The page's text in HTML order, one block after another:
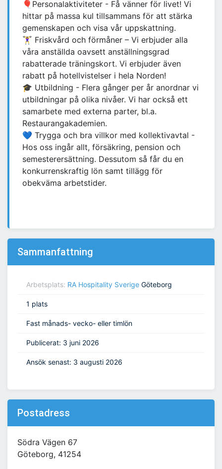
🎈Personalaktiviteter - Få vänner för livet! Vi
hittar på massa kul tillsammans för att stärka
gemenskapen och visa vår uppskattning.
🏋️‍♀️ Friskvård och förmåner – Vi erbjuder alla
våra anställda oavsett anställningsgrad
rabatterade träningskort. Vi erbjuder även
rabatt på hotellvistelser i hela Norden!
🎓 Utbildning - Flera gånger per år anordnar vi
utbildningar på olika nivåer. Vi har också ett
samarbete med externa parter, bl.a.
Restaurangakademien.
💙 Trygga och bra villkor med kollektivavtal -
Hos oss ingår allt, försäkring, pension och
semesterersättning. Dessutom så får du en
konkurrenskraftig lön samt tillägg för
obekväma arbetstider.
Sammanfattning
Arbetsplats: RA Hospitality Sverige Göteborg
1 plats
Fast månads- vecko- eller timlön
Publicerat: 3 juni 2026
Ansök senast: 3 augusti 2026
Postadress
Södra Vägen 67
Göteborg, 41254